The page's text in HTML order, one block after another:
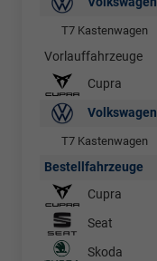
T7 Kastenwagen
Vorlauffahrzeuge
Cupra
Volkswagen
T7 Kastenwagen
Bestellfahrzeuge
Cupra
Seat
Skoda